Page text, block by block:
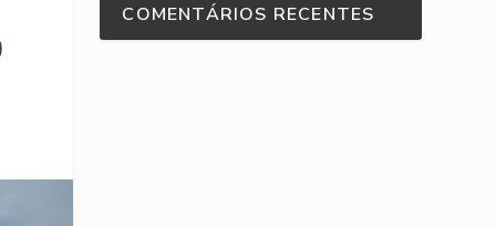
COMENTÁRIOS RECENTES